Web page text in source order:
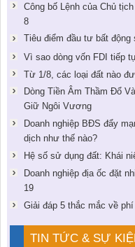
Công bố Lệnh của Chủ
8
Tiêu điểm đầu tư bất động
Vì sao dòng vốn FDI tiếp
Từ 1/8, các loại đất nào
Dòng Tiền Âm Thầm Đổ
Giữ Ngôi Vương
Doanh nghiệp BĐS đẩy
dịch như thế nào?
Hệ số sử dụng đất: Khái
Doanh nghiệp địa ốc đặt
19
Giải đáp 5 thắc mắc về
TIN TỨC & SỰ